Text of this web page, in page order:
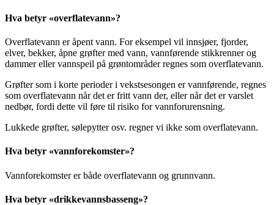
Hva betyr «overflatevann»?
Overflatevann er åpent vann. For eksempel vil innsjøer, fjorder,
elver, bekker, åpne grøfter med vann, vannførende stikkrenner og
dammer eller vannspeil på grøntområder regnes som overflatevann.
Grøfter som i korte perioder i vekstsesongen er vannførende, regnes
som overflatevann når det er fritt vann der, eller når det er varslet
nedbør, fordi dette vil føre til risiko for vannforurensning.
Lukkede grøfter, sølepytter osv. regner vi ikke som overflatevann.
Hva betyr «vannforekomster»?
Vannforekomster er både overflatevann og grunnvann.
Hva betyr «drikkevannsbasseng»?